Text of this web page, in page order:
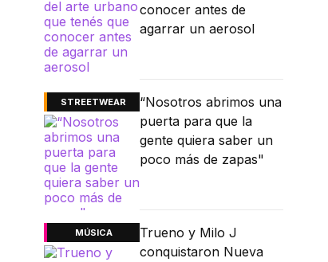
conocer antes de
agarrar un aerosol
STREETWEAR
“Nosotros abrimos una
puerta para que la
gente quiera saber un
poco más de zapas"
MÚSICA
Trueno y Milo J
conquistaron Nueva